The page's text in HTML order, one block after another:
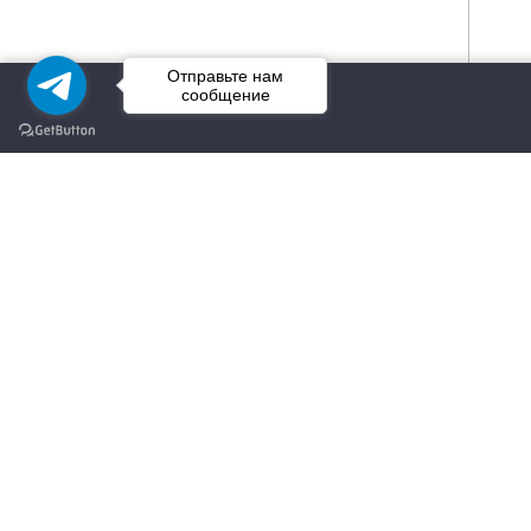
Отправьте нам
сообщение